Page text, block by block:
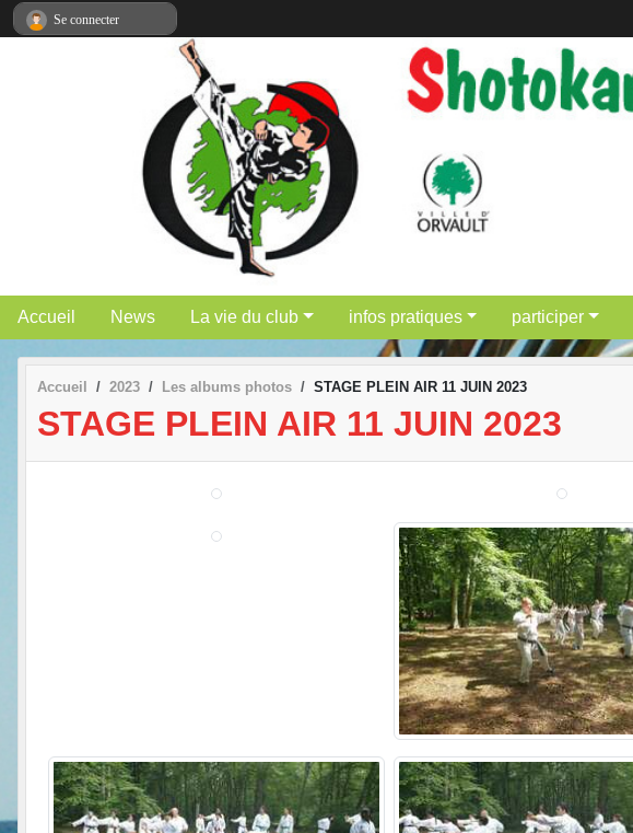
Accueil News La vie du club infos pratiques participer
Accueil 2023 Les albums photos STAGE PLEIN AIR 11 JUIN 2023
STAGE PLEIN AIR 11 JUIN 2023
Se connecter
Panneau de gestion des cookies